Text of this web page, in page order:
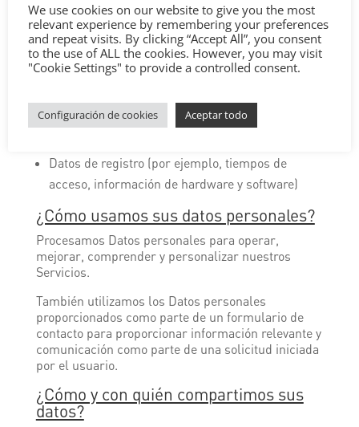
Behavioural data – your activity on the website
Información del navegador web
Cookies y otras tecnologías de seguimiento ( For
more information, please review the “
cookies”).
Información de ubicación (por ejemplo, dirección
Datos de registro (por ejemplo, tiempos de
acceso, información de hardware y software)
¿Cómo usamos sus datos personales?
Procesamos Datos personales para operar,
mejorar, comprender y personalizar nuestros
Servicios.
También utilizamos los Datos personales
proporcionados como parte de un formulario de
contacto para proporcionar información relevante y
comunicación como parte de una solicitud iniciada
por el usuario.
¿Cómo y con quién compartimos sus
datos?
We use cookies on our website to give you the most
relevant experience by remembering your preferences
and repeat visits. By clicking “Accept All”, you consent
to the use of ALL the cookies. However, you may visit
"Cookie Settings" to provide a controlled consent.
Configuración de cookies Aceptar todo